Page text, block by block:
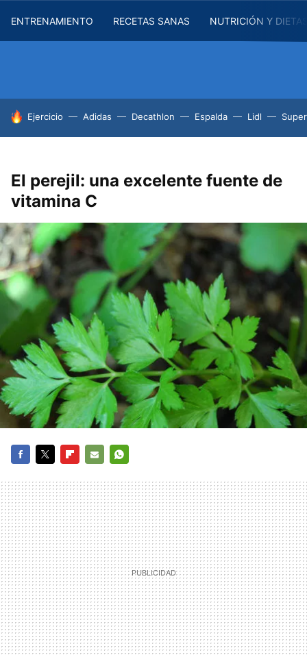
ENTRENAMIENTO RECETAS SANAS NUTRICIÓN Y
HOY SE HABLA DE
Ejercicio Adidas Decathlon Espalda Lidl
El perejil: una excelente fuente de
vitamina C
MAIL